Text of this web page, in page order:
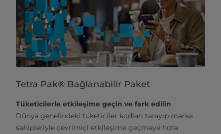
Tetra Pak® Bağlanabilir Paket
Tüketicilerle etkileşime geçin ve fark edilin
Dünya genelindeki tüketiciler kodları tarayıp marka
sahipleriyle çevrimiçi etkileşime geçmeye hızla